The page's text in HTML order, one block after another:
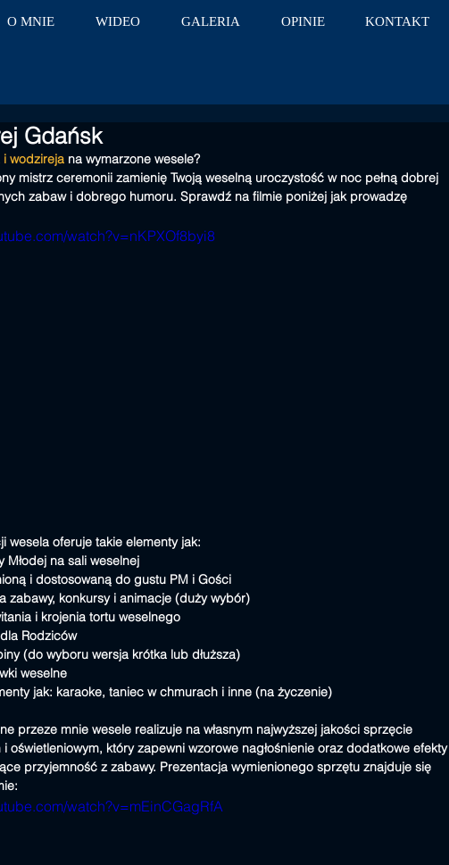
O MNIE WIDEO GALERIA OPINIE KONTAKT
Gdańsk
i wodzireja na wymarzone wesele?
mistrz ceremonii zamienię Twoją weselną uroczystość w noc pełną dobrej
zabaw i dobrego humoru. Sprawdź na filmie poniżej jak prowadzę
watch?v=nKPXOf8byi8
wesela oferuje takie elementy jak:
Młodej na sali weselnej
i dostosowaną do gustu PM i Gości
zabawy, konkursy i animacje (duży wybór)
i krojenia tortu weselnego
Rodziców
(do wyboru wersja krótka lub dłuższa)
weselne
jak: karaoke, taniec w chmurach i inne (na życzenie)
przeze mnie wesele realizuje na własnym najwyższej jakości sprzęcie
i oświetleniowym, który zapewni wzorowe nagłośnienie oraz dodatkowe efekty
przyjemność z zabawy. Prezentacja wymienionego sprzętu znajduje się
watch?v=mEinCGagRfA